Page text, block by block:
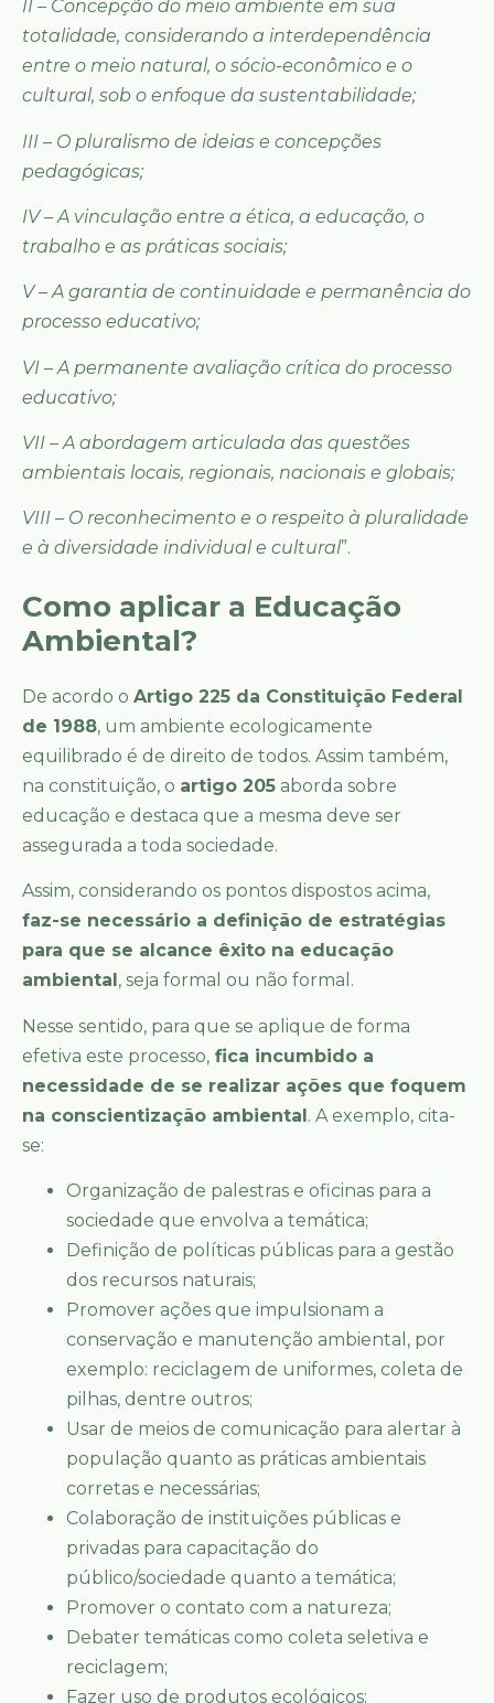
II – Concepção do meio ambiente em sua
totalidade, considerando a interdependência
entre o meio natural, o sócio-econômico e o
cultural, sob o enfoque da sustentabilidade;
III – O pluralismo de ideias e concepções
pedagógicas;
IV – A vinculação entre a ética, a educação, o
trabalho e as práticas sociais;
V – A garantia de continuidade e permanência do
processo educativo;
VI – A permanente avaliação crítica do processo
educativo;
VII – A abordagem articulada das questões
ambientais locais, regionais, nacionais e globais;
VIII – O reconhecimento e o respeito à pluralidade
e à diversidade individual e cultural”.
Como aplicar a Educação
Ambiental?
De acordo o Artigo 225 da Constituição Federal
de 1988, um ambiente ecologicamente
equilibrado é de direito de todos. Assim também,
na constituição, o artigo 205 aborda sobre
educação e destaca que a mesma deve ser
assegurada a toda sociedade.
Assim, considerando os pontos dispostos acima,
faz-se necessário a definição de estratégias
para que se alcance êxito na educação
ambiental , seja formal ou não formal.
Nesse sentido, para que se aplique de forma
efetiva este processo, fica incumbido a
necessidade de se realizar ações que foquem
na conscientização ambiental. A exemplo, cita-
se:
Organização de palestras e oficinas para a
sociedade que envolva a temática;
Definição de políticas públicas para a gestão
dos recursos naturais;
Promover ações que impulsionam a
conservação e manutenção ambiental, por
exemplo: reciclagem de uniformes, coleta de
pilhas, dentre outros;
Usar de meios de comunicação para alertar à
população quanto as práticas ambientais
corretas e necessárias;
Colaboração de instituições públicas e
privadas para capacitação do
público/sociedade quanto a temática;
Promover o contato com a natureza;
Debater temáticas como coleta seletiva e
reciclagem;
Fazer uso de produtos ecológicos;